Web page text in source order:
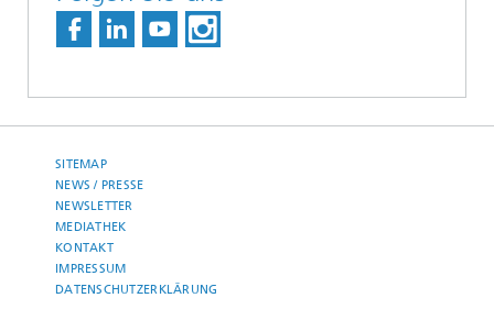
SITEMAP
NEWS / PRESSE
NEWSLETTER
MEDIATHEK
KONTAKT
IMPRESSUM
DATENSCHUTZERKLÄRUNG